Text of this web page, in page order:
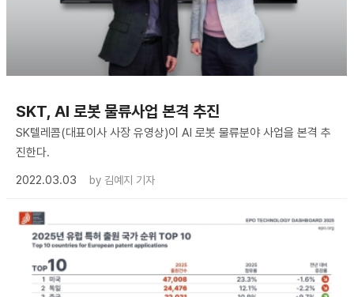
SKT, AI 로봇 물류사업 본격 추진
SK텔레콤(대표이사 사장 유영상)이 AI 로봇 물류분야 사업을 본격 추
진한다.
2022.03.03
by 김예지 기자